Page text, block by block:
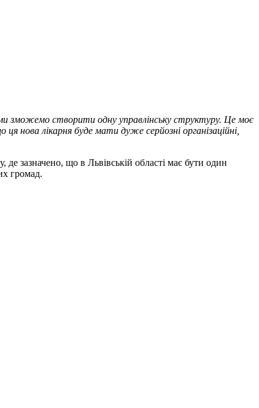
зможемо створити одну управлінську структуру. Це моє
нова лікарня буде мати дуже серйозні організаційні,
зазначено, що в Львівській області має бути один
громад.